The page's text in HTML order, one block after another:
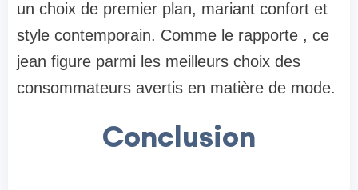
un choix de premier plan, mariant confort et
style contemporain. Comme le rapporte , ce
jean figure parmi les meilleurs choix des
consommateurs avertis en matière de mode.
Conclusion